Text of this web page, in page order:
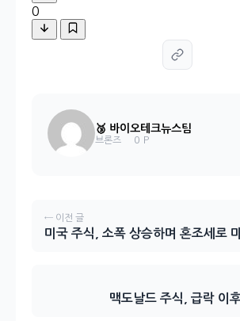
0
🥉 바이오테크뉴스팀
브론즈 0 P
← 이전 글
미국 주식, 소폭 상승하며 혼조세로
맥도날드 주식, 급락 이